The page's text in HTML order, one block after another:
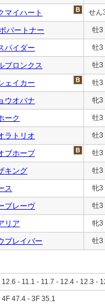
マイハート せん
パートナー 牡3
パイダー 牡3
ブロンクス 牡3
ェイカー 牡3
ウオバナ 牝3
ーク 牡3
ラトリオ 牡3
ブホープ 牡3
キング 牡3
ス 牝3
ブレーヴ 牡3
リア 牝3
ブレイバー 牡3
12.6 - 11.1 - 11.7 - 12.4 - 12.3 -
4F 47.4 - 3F 35.1